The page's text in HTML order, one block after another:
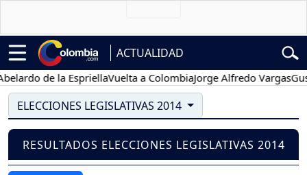
ACTUALIDAD
de la EspriellaVuelta a ColombiaJorge Alfredo Vargas
ELECCIONES LEGISLATIVAS 2014
RESULTADOS ELECCIONES LEGISLATIVAS 2014